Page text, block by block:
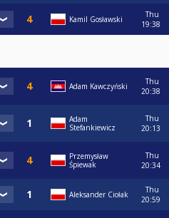
Kamil Gosławski
Thu
19:38
Adam Kawczyński
Thu
20:38
Adam
Stefankiewicz
Thu
20:13
Przemysław
Śpiewak
Thu
20:34
Aleksander Ciołak
Thu
20:59